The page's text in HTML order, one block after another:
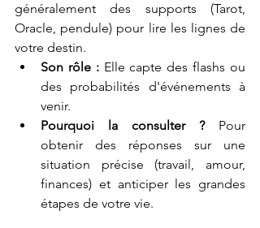
généralement des supports (Tarot,
Oracle, pendule) pour lire les lignes de
votre destin.
Son rôle : Elle capte des flashs ou
des probabilités d'événements à
venir.
Pourquoi la consulter ? Pour
obtenir des réponses sur une
situation précise (travail, amour,
finances) et anticiper les grandes
étapes de votre vie.